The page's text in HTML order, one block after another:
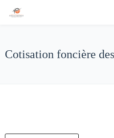
Cotisation foncière